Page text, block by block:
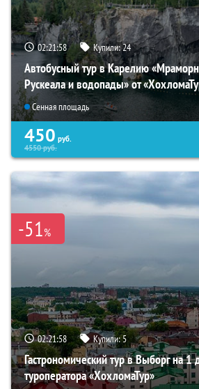
02:21:56 Купили:24
Автобусный тур в Карелию
Рускеала и водопады» от
Сенная площадь
450 руб.
4550руб.
-51%
02:21:56 Купили:5
Гастрономический тур в Выборг на 1
туроператора «ХохломаТур»